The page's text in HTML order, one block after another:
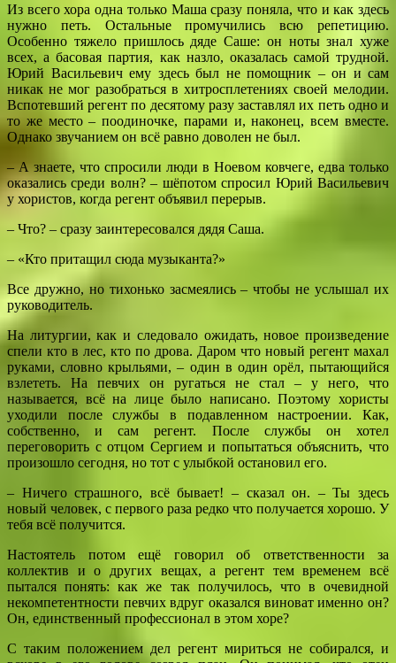
Из всего хора одна только Маша сразу поняла, что и как здесь
нужно петь. Остальные промучились всю репетицию.
Особенно тяжело пришлось дяде Саше: он ноты знал хуже
всех, а басовая партия, как назло, оказалась самой трудной.
Юрий Васильевич ему здесь был не помощник – он и сам
никак не мог разобраться в хитросплетениях своей мелодии.
Вспотевший регент по десятому разу заставлял их петь одно и
то же место – поодиночке, парами и, наконец, всем вместе.
Однако звучанием он всё равно доволен не был.
– А знаете, что спросили люди в Ноевом ковчеге, едва только
оказались среди волн? – шёпотом спросил Юрий Васильевич
у хористов, когда регент объявил перерыв.
– Что? – сразу заинтересовался дядя Саша.
– «Кто притащил сюда музыканта?»
Все дружно, но тихонько засмеялись – чтобы не услышал их
руководитель.
На литургии, как и следовало ожидать, новое произведение
спели кто в лес, кто по дрова. Даром что новый регент махал
руками, словно крыльями, – один в один орёл, пытающийся
взлететь. На певчих он ругаться не стал – у него, что
называется, всё на лице было написано. Поэтому хористы
уходили после службы в подавленном настроении. Как,
собственно, и сам регент. После службы он хотел
переговорить с отцом Сергием и попытаться объяснить, что
произошло сегодня, но тот с улыбкой остановил его.
– Ничего страшного, всё бывает! – сказал он. – Ты здесь
новый человек, с первого раза редко что получается хорошо. У
тебя всё получится.
Настоятель потом ещё говорил об ответственности за
коллектив и о других вещах, а регент тем временем всё
пытался понять: как же так получилось, что в очевидной
некомпетентности певчих вдруг оказался виноват именно он?
Он, единственный профессионал в этом хоре?
С таким положением дел регент мириться не собирался, и